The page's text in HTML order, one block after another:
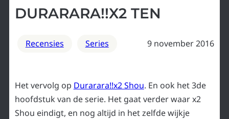
DURARARA!!X2 TEN
Recensies Series 9 november 2016
Het vervolg op Durarara!!x2 Shou. En ook het 3de
hoofdstuk van de serie. Het gaat verder waar x2
Shou eindigt, en nog altijd in het zelfde wijkje